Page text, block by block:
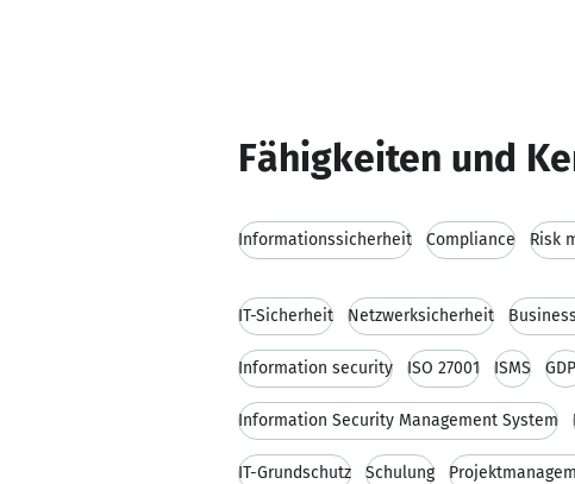
Fähigkeiten und
Informationssicherheit Compliance Risk
IT-Sicherheit Netzwerksicherheit
Information security ISO 27001 ISMS
Information Security Management System
IT-Grundschutz Schulung